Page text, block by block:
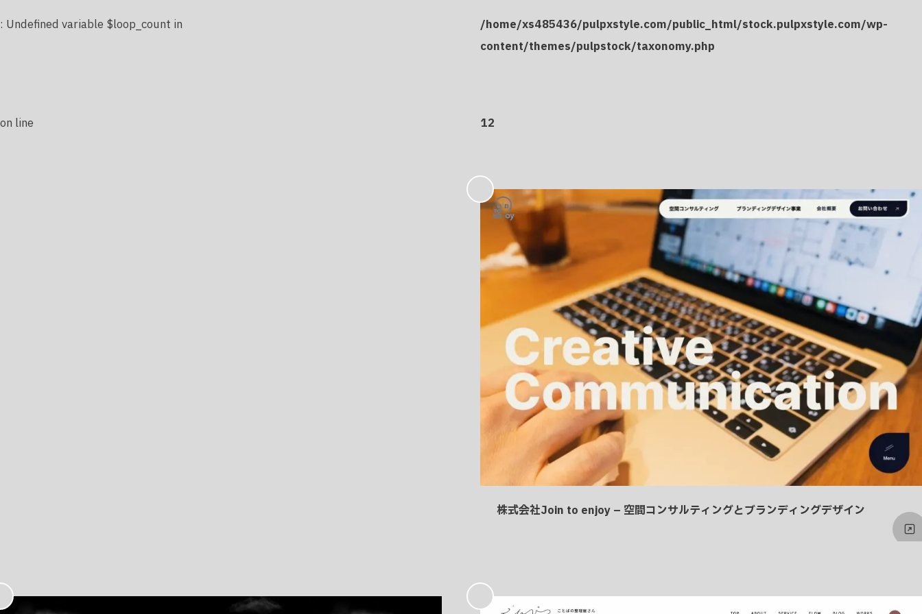
: Undefined variable $loop_count in
/home/xs485436/pulpxstyle.com/public_html/stock.pulpxstyle.com/wp-
content/themes/pulpstock/taxonomy.php
on line 12
株式会社Join to enjoy – 空間コンサルティングとブランディングデザイン
気
入
気
入